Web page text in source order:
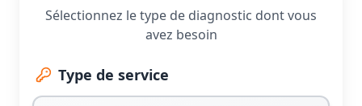
Sélectionnez le type de diagnostic dont vous
avez besoin
Type de service